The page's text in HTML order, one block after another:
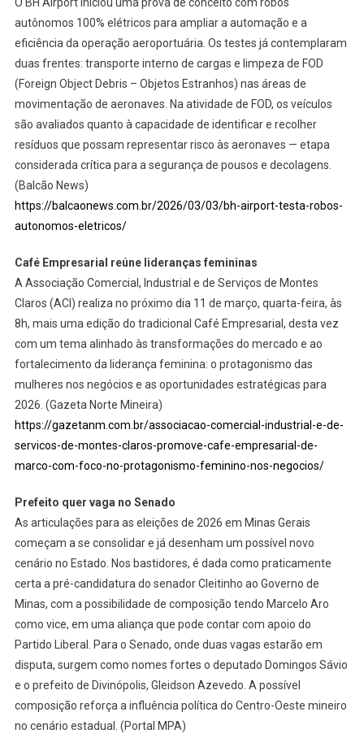
autônomos 100% elétricos para ampliar a automação e a
eficiência da operação aeroportuária. Os testes já contemplaram
duas frentes: transporte interno de cargas e limpeza de FOD
(Foreign Object Debris – Objetos Estranhos) nas áreas de
movimentação de aeronaves. Na atividade de FOD, os veículos
são avaliados quanto à capacidade de identificar e recolher
resíduos que possam representar risco às aeronaves — etapa
considerada crítica para a segurança de pousos e decolagens.
(Balcão News)
https://balcaonews.com.br/2026/03/03/bh-airport-testa-robos-
autonomos-eletricos/
Café Empresarial reúne lideranças femininas
A Associação Comercial, Industrial e de Serviços de Montes
Claros (ACI) realiza no próximo dia 11 de março, quarta-feira, às
8h, mais uma edição do tradicional Café Empresarial, desta vez
com um tema alinhado às transformações do mercado e ao
fortalecimento da liderança feminina: o protagonismo das
mulheres nos negócios e as oportunidades estratégicas para
2026. (Gazeta Norte Mineira)
https://gazetanm.com.br/associacao-comercial-industrial-e-de-
servicos-de-montes-claros-promove-cafe-empresarial-de-
marco-com-foco-no-protagonismo-feminino-nos-negocios/
Prefeito quer vaga no Senado
As articulações para as eleições de 2026 em Minas Gerais
começam a se consolidar e já desenham um possível novo
cenário no Estado. Nos bastidores, é dada como praticamente
certa a pré-candidatura do senador Cleitinho ao Governo de
Minas, com a possibilidade de composição tendo Marcelo Aro
como vice, em uma aliança que pode contar com apoio do
Partido Liberal. Para o Senado, onde duas vagas estarão em
disputa, surgem como nomes fortes o deputado Domingos Sávio
e o prefeito de Divinópolis, Gleidson Azevedo. A possível
composição reforça a influência política do Centro-Oeste mineiro
no cenário estadual. (Portal MPA)